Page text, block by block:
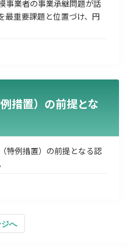
事業者の事業承継問題が話
最重要課題と位置づけ、円
措置）の前提とな
特例措置）の前提となる認
へ